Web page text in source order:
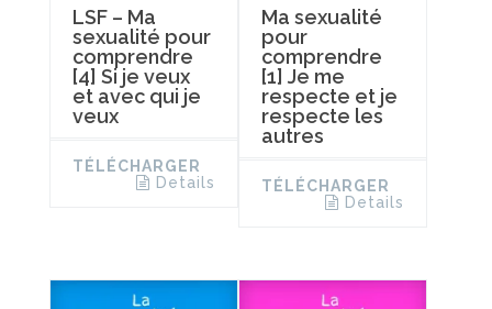
LSF – Ma
sexualité pour
comprendre
[4] Si je veux
et avec qui je
veux
TÉLÉCHARGER
Details
Ma sexualité
pour
comprendre
[1] Je me
respecte et je
respecte les
autres
TÉLÉCHARGER
Details